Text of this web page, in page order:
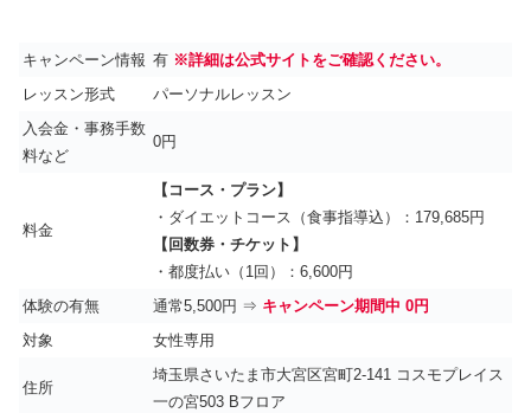
キャンペーン情報 有 ※詳細は公式サイトをご確認ください。
レッスン形式
パーソナルレッスン
入会金・事務手数
料など
0円
料金
【コース・プラン】
・ダイエットコース（食事指導込）：179,685円
【回数券・チケット】
・都度払い（1回）：6,600円
体験の有無
通常5,500円 ⇒ キャンペーン期間中 0円
対象
女性専用
住所
埼玉県さいたま市大宮区宮町2-141 コスモプレイス
一の宮503 Bフロア